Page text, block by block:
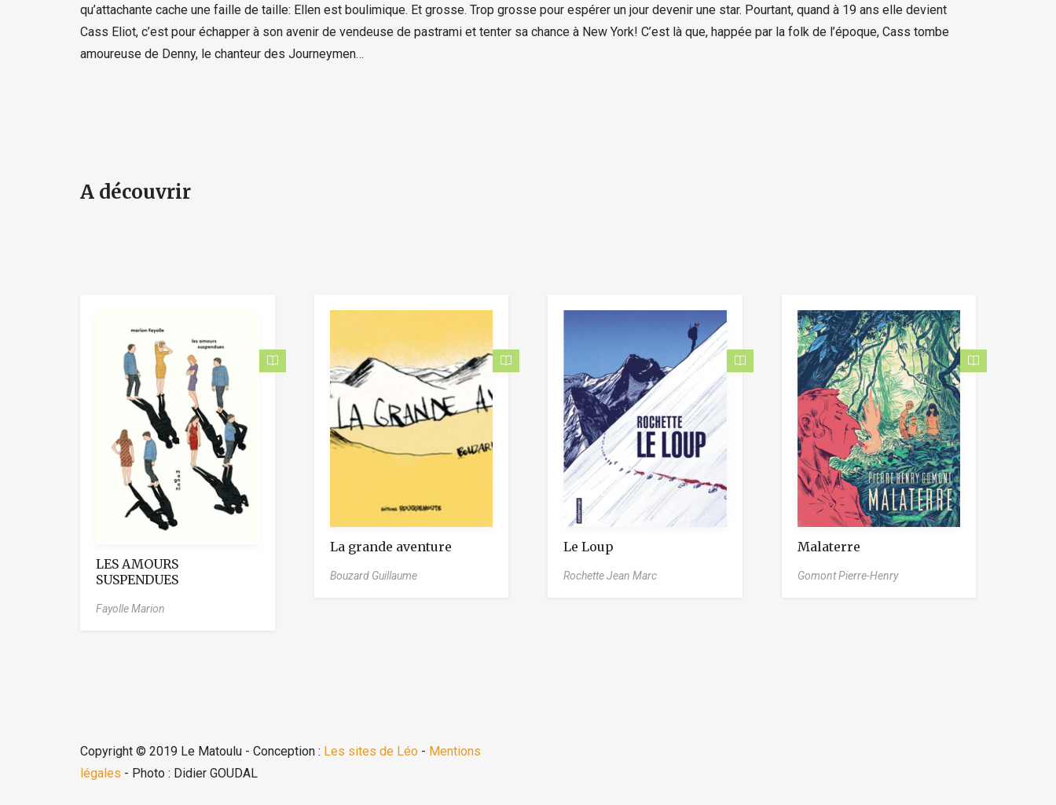
qu’attachante cache une faille de taille: Ellen est boulimique. Et grosse. Trop grosse pour espérer un jour devenir une star. Pourtant, quand à 19 ans elle devient
Cass Eliot, c’est pour échapper à son avenir de vendeuse de pastrami et tenter sa chance à New York! C’est là que, happée par la folk de l’époque, Cass tombe
amoureuse de Denny, le chanteur des Journeymen…
A découvrir
LES AMOURS
SUSPENDUES
Fayolle Marion
La grande aventure
Bouzard Guillaume
Le Loup
Rochette Jean Marc
Malaterre
Gomont Pierre-Henry
Copyright © 2019 Le Matoulu - Conception : Les sites de Léo - Mentions
légales - Photo : Didier GOUDAL